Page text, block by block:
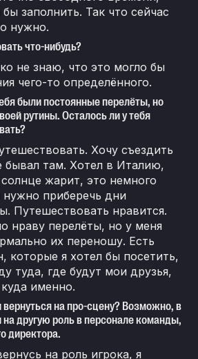
заполнить. Так что сейчас
нужно.
что-нибудь?
не знаю, что это могло бы
чего-то определённого.
были постоянные перелёты, но
рутины. Осталось ли у тебя
Хочу съездить
там. Хотел в Италию,
жарит, это немного
нужно приберечь дни
Путешествовать нравится.
нраву перелёты, но у меня
их переношу. Есть
которые я хотел бы посетить,
туда, где будут мои друзья,
именно.
на про-сцену? Возможно, в
на другую роль в персонале команды,
директора.
на роль игрока, я